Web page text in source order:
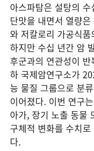
아스파탐은 설탕의
단맛을 내면서 열량
와 저칼로리 가공식
하지만 수십 년간 암
후군과의 연관성이
하 국제암연구소가
능 물질 그룹으로 분
이어졌다. 이번 연구
아가, 장기 노출 동물
구체적 변화를 수치
다.